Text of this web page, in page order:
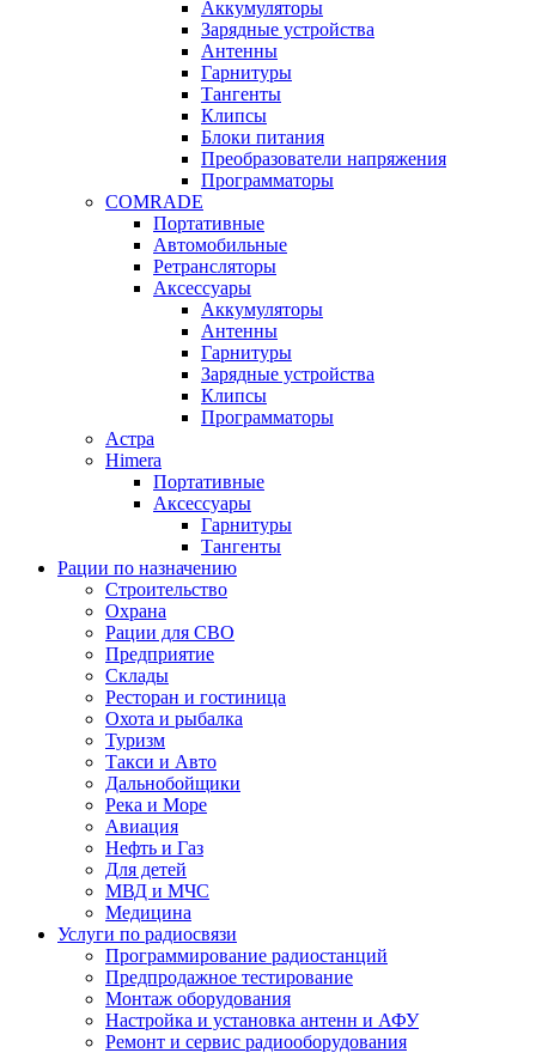
Аккумуляторы
Зарядные устройства
Антенны
Гарнитуры
Тангенты
Клипсы
Блоки питания
Преобразователи напряжения
Программаторы
COMRADE
Портативные
Автомобильные
Ретрансляторы
Аксессуары
Аккумуляторы
Антенны
Гарнитуры
Зарядные устройства
Клипсы
Программаторы
Астра
Himera
Портативные
Аксессуары
Гарнитуры
Тангенты
Рации по назначению
Строительство
Охрана
Рации для СВО
Предприятие
Склады
Ресторан и гостиница
Охота и рыбалка
Туризм
Такси и Авто
Дальнобойщики
Река и Море
Авиация
Нефть и Газ
Для детей
МВД и МЧС
Медицина
Услуги по радиосвязи
Программирование радиостанций
Предпродажное тестирование
Монтаж оборудования
Настройка и установка антенн и АФУ
Ремонт и сервис радиооборудования